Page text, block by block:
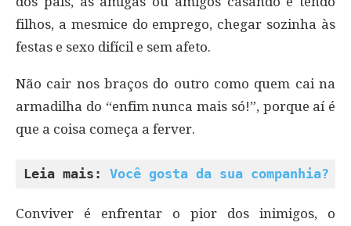
filhos, a mesmice do emprego, chegar sozinha às
festas e sexo difícil e sem afeto.
Não cair nos braços do outro como quem cai na
armadilha do “enfim nunca mais só!”, porque aí é
que a coisa começa a ferver.
Leia mais: Você gosta da sua companhia?
Conviver é enfrentar o pior dos inimigos, o